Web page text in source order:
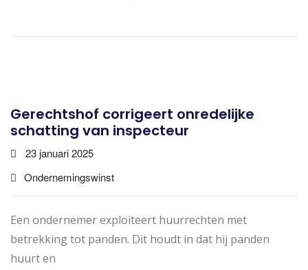
Gerechtshof corrigeert onredelijke
schatting van inspecteur
23 januari 2025
Ondernemingswinst
Een ondernemer exploiteert huurrechten met
betrekking tot panden. Dit houdt in dat hij panden
huurt en